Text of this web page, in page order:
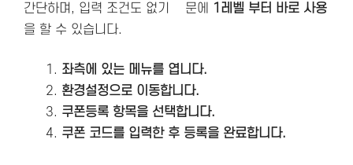
간단하며, 입력 조건도 없기 떄문에
1레벨 부터 바로 사용
을 할 수 있습니다.
좌측에 있는 메뉴를 엽니다.
환경설정으로 이동합니다.
쿠폰등록 항목을 선택합니다.
쿠폰 코드를 입력한 후 등록을 완료합니다.